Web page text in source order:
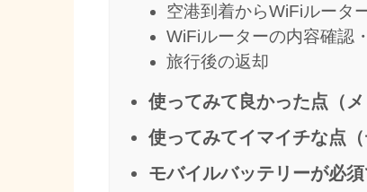
空港到着からWiFiルータ
WiFiルーターの内容確認
旅行後の返却
使ってみて良かった点（
使ってみてイマイチな点（
モバイルバッテリーが必